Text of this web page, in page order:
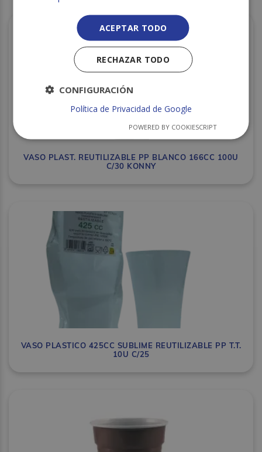
VASO PLAST. REUTILIZABLE PP BLANCO 166CC 100U
C/30 KONNY
VASO PLASTICO 425CC SUBLIME REUTILIZABLE PP T.T.
10U C/25
ACEPTAR TODO
RECHAZAR TODO
CONFIGURACIÓN
Política de Privacidad de Google
POWERED BY COOKIESCRIPT